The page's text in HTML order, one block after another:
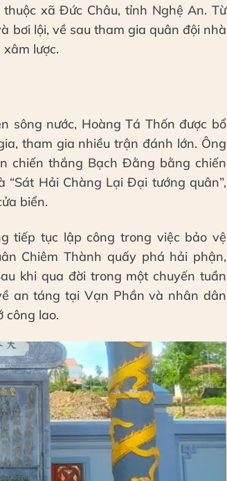
xã Đức Châu, tỉnh Nghệ An. Từ
bơi lội, về sau tham gia quân đội nhà
lược.
sông nước, Hoàng Tá Thốn được bổ
tham gia nhiều trận đánh lớn. Ông
chiến thắng Bạch Đằng bằng chiến
Hải Chàng Lại Đại tướng quân”,
biển.
tiếp tục lập công trong việc bảo vệ
Chiêm Thành quấy phá hải phận,
khi qua đời trong một chuyến tuần
an táng tại Vạn Phần và nhân dân
công lao.